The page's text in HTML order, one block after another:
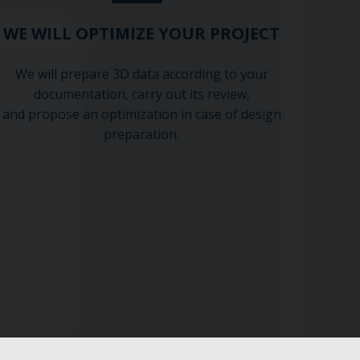
WE WILL OPTIMIZE YOUR PROJECT
We will prepare 3D data according to your
documentation, carry out its review,
and propose an optimization in case of design
preparation.